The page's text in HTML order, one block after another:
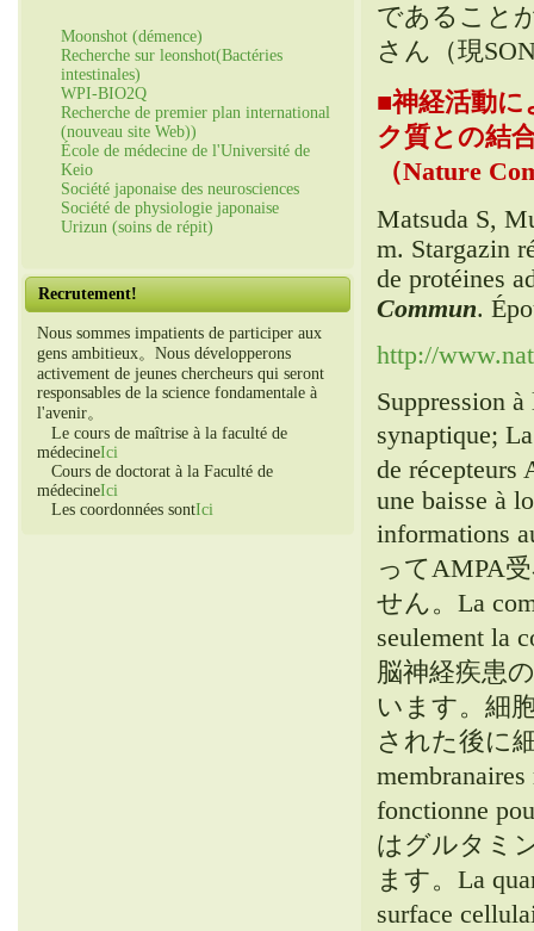
Moonshot (démence)
Recherche sur leonshot(Bactéries
intestinales)
WPI-BIO2Q
Recherche de premier plan international
(nouveau site Web))
École de médecine de l'Université de
Keio
Société japonaise des neurosciences
Société de physiologie japonaise
Urizun (soins de répit)
Recrutement!
Nous sommes impatients de participer aux
gens ambitieux。Nous développerons
activement de jeunes chercheurs qui seront
responsables de la science fondamentale à
l'avenir。
Le cours de maîtrise à la faculté de
médecineIci
Cours de doctorat à la Faculté de
médecineIci
Les coordonnées sontIci
であること
さん（現
■神経活動に
ク質との結
（Nature
Matsuda S,
m. Stargazin
de protéines
Commun.
http://
Suppression
synaptique;
de récepteurs
une baisse à
informations
ってAMPA
せん。La
seulement la
脳神経疾患
います。 細
された後に
fonctionne
はグルタミ
ます。La
surface